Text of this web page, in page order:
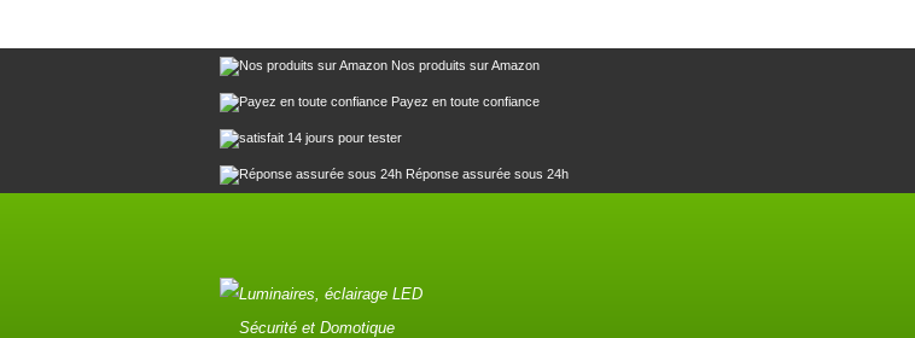
Nos produits sur Amazon
Payez en toute confiance
14 jours pour tester
Réponse assurée sous 24h
Luminaires, éclairage LED
Sécurité et Domotique